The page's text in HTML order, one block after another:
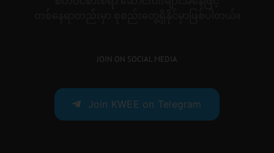
JOIN ON SOCIAL MEDIA
Join KWEE on Telegram